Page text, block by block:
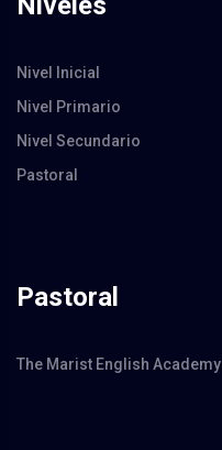
Nivel Inicial
Nivel Primario
Nivel Secundario
Pastoral
Pastoral
The Marist English Academy